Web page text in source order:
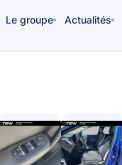
Le groupe Actualités